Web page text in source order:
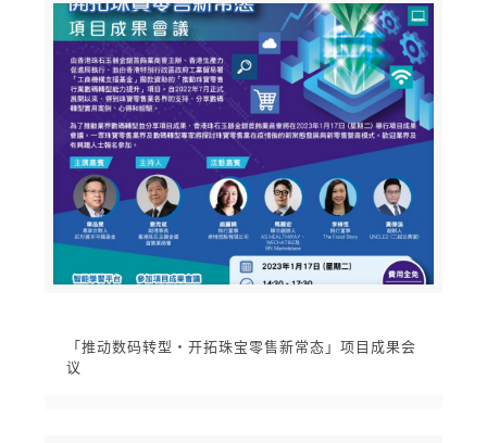
「推动数码转型‧开拓珠宝零售新常态」项目成果会
议